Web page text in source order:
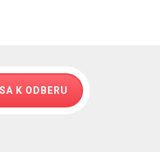
K ODBERU